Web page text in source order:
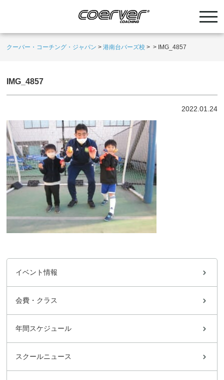
クーバー・コーチング・ジャパン >港南台バーズ校 > > IMG_4857
IMG_4857
2022.01.24
イベント情報
会費・クラス
年間スケジュール
スクールニュース